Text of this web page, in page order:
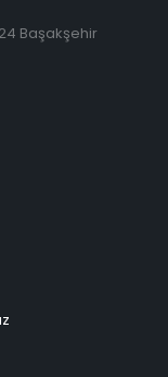
Başakşehir